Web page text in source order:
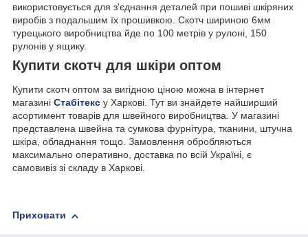
використовується для з'єднання деталей при пошиві шкіряних
виробів з подальшим їх прошивкою. Скотч шириною 6мм
турецького виробництва йде по 100 метрів у рулоні, 150
рулонів у ящику.
Купити скотч для шкіри оптом
Купити скотч оптом за вигідною ціною можна в інтернет
магазині Стабітекс у Харкові. Тут ви знайдете найширший
асортимент товарів для швейного виробництва. У магазині
представлена ​​швейна та сумкова фурнітура, тканини, штучна
шкіра, обладнання тощо. Замовлення обробляються
максимально оперативно, доставка по всій Україні, є
самовивіз зі складу в Харкові.
Приховати